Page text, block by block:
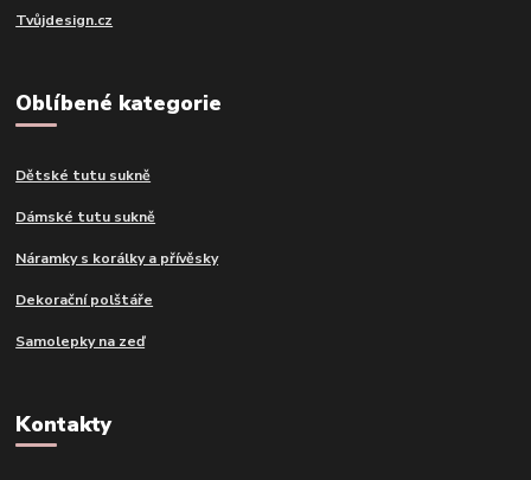
Tvůjdesign.cz
Oblíbené kategorie
Dětské tutu sukně
Dámské tutu sukně
Náramky s korálky a přívěsky
Dekorační polštáře
Samolepky na zeď
Kontakty